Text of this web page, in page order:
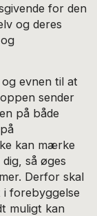
for den
og deres
evnen til at
sender
på både
kan mærke
så øges
Derfor skal
forebyggelse
muligt kan